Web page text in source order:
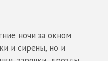
ночи за окном
и сирены, но и